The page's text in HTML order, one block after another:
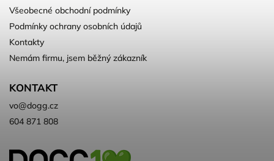
Všeobecné obchodní podmínky
Podmínky ochrany osobních údajů
Kontakty
Nemám firmu, jsem běžný zákazník
KONTAKT
vo@dogg.cz
604 871 808